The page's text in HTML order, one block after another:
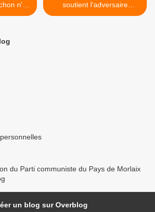
n'a
le
soutient l'adversaire
communiste de Valls
du Parti communiste du Pays de Morlaix
un blog sur Overblog